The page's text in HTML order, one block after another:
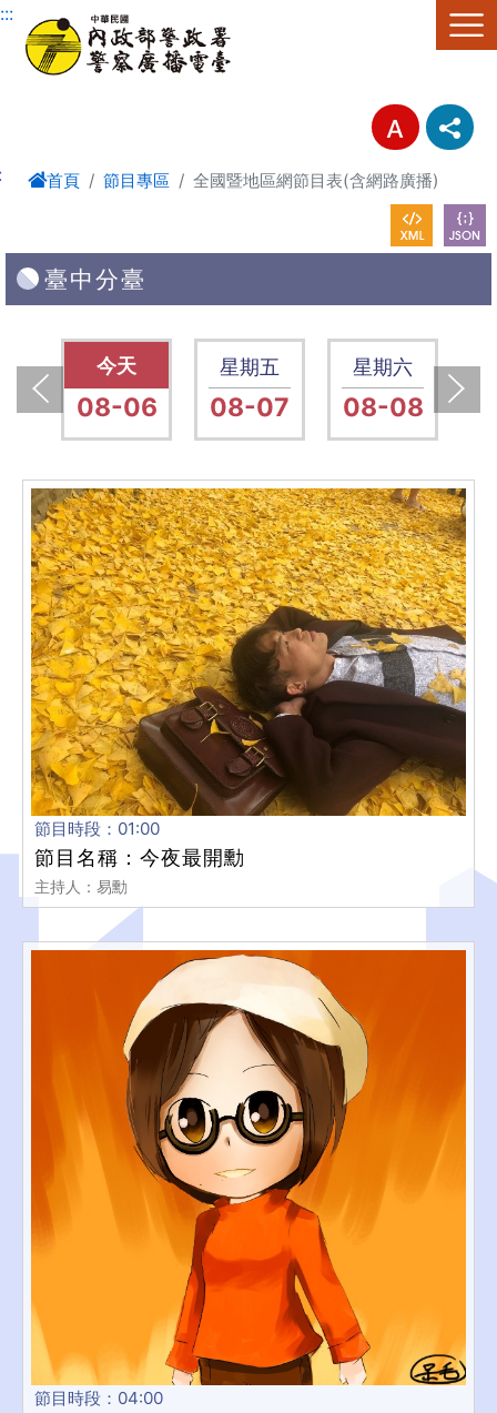
進入內容區塊
:::
首頁 節目專區 全國暨地區網節目表(含網路廣播)
臺中分臺
上一張(Previous)
星期四
08-06
星期五
08-07
星期六
08-08 下一張(Next)
節目時段：01:00
節目名稱：今夜最開勳
主持人：易勳
節目時段：04:00